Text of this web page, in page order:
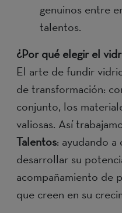
genuinos entre
talentos.
¿Por qué elegir el
El arte de fundir
de transformación:
conjunto, los
valiosas. Así
Talentos: ayudando a
desarrollar su
acompañamiento de
que creen en su